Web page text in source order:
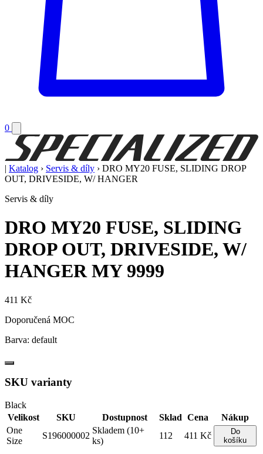
0
| Katalog › Servis & díly › DRO MY20 FUSE, SLIDING DROP
OUT, DRIVESIDE, W/ HANGER
Servis & díly
DRO MY20 FUSE, SLIDING
DROP OUT, DRIVESIDE, W/
HANGERMY 9999
411 Kč
Doporučená MOC
Barva: default
SKU varianty
Black
Velikost
SKU Dostupnost Sklad Cena
Nákup
One
Size
S196000002
Skladem (10+
ks)
112 411 Kč
Do
košíku